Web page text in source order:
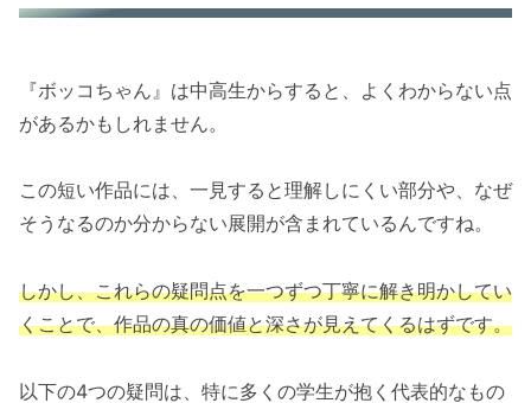
『ボッコちゃん』は中高生からすると、よくわからない点
があるかもしれません。
この短い作品には、一見すると理解しにくい部分や、なぜ
そうなるのか分からない展開が含まれているんですね。
しかし、これらの疑問点を一つずつ丁寧に解き明かしてい
くことで、作品の真の価値と深さが見えてくるはずです。
以下の4つの疑問は、特に多くの学生が抱く代表的なもの